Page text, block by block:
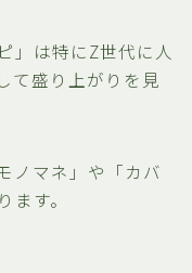
」は特にZ世代に人
て盛り上がりを見
ノマネ」や「カバ
す。